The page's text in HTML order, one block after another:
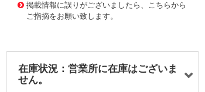
掲載情報に誤りがございましたら、こちらから
ご指摘をお願い致します。
在庫状況：営業所に在庫はございま
せん。